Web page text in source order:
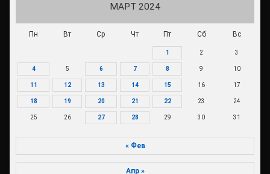
МАРТ 2024
Пн Вт Ср Чт Пт Сб Вс
1 2 3
4 5 6 7 8 9 10
11 12 13 14 15 16 17
18 19 20 21 22 23 24
25 26 27 28 29 30 31
« Фев
Апр »